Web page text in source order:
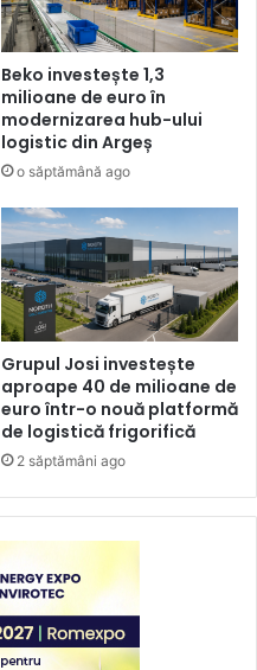
Beko investește 1,3
milioane de euro în
modernizarea hub-ului
logistic din Argeș
o săptămână ago
Grupul Josi investește
aproape 40 de milioane de
euro într-o nouă platformă
de logistică frigorifică
2 săptămâni ago